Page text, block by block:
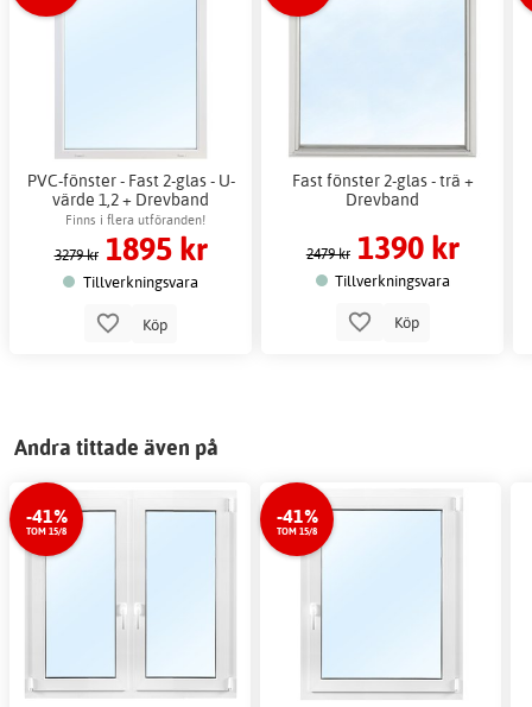
PVC-fönster - Fast 2-glas - U-
värde 1,2 + Drevband
Finns i flera utföranden!
3279 kr 1895 kr
Tillverkningsvara
Köp
Fast fönster 2-glas - trä +
Drevband
2479 kr 1390 kr
Tillverkningsvara
Köp
Andra tittade även på
-41%
TOM 15/8
-41%
TOM 15/8